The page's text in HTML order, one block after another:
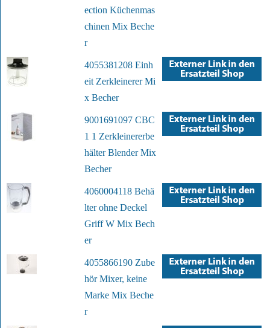
ection Küchenmas
chinen Mix Beche
r
4055381208 Einh
eit Zerkleinerer Mi
x Becher
9001691097 CBC
1 1 Zerkleinererbe
hälter Blender Mix
Becher
4060004118 Behä
lter ohne Deckel
Griff W Mix Bech
er
4055866190 Zube
hör Mixer, keine
Marke Mix Beche
r